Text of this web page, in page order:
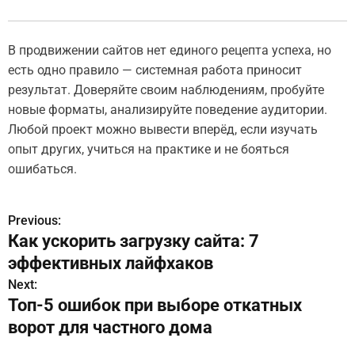
В продвижении сайтов нет единого рецепта успеха, но
есть одно правило — системная работа приносит
результат. Доверяйте своим наблюдениям, пробуйте
новые форматы, анализируйте поведение аудитории.
Любой проект можно вывести вперёд, если изучать
опыт других, учиться на практике и не бояться
ошибаться.
Н
а
в
и
Previous:
Как ускорить загрузку сайта: 7
эффективных лайфхаков
Next:
Топ-5 ошибок при выборе откатных
ворот для частного дома